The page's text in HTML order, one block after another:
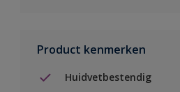
Product kenmerken
Huidvetbestendig